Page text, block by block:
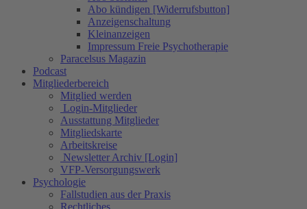
Abo kündigen [Widerrufsbutton]
Anzeigenschaltung
Kleinanzeigen
Impressum Freie Psychotherapie
Paracelsus Magazin
Podcast
Mitgliederbereich
Mitglied werden
Login-Mitglieder
Ausstattung Mitglieder
Mitgliedskarte
Arbeitskreise
Newsletter Archiv [Login]
VFP-Versorgungswerk
Psychologie
Fallstudien aus der Praxis
Rechtliches